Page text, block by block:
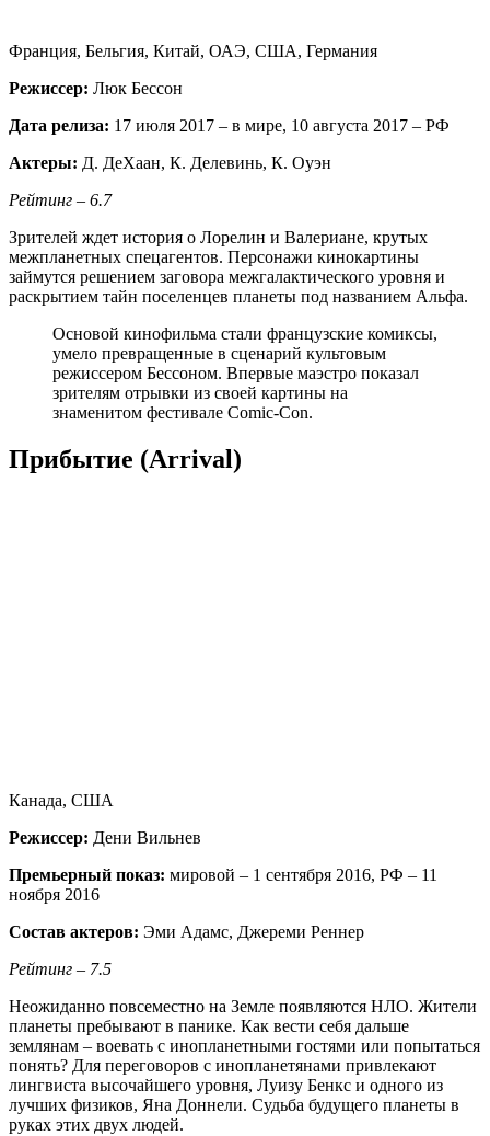
Франция, Бельгия, Китай, ОАЭ, США, Германия
Режиссер: Люк Бессон
Дата релиза: 17 июля 2017 – в мире, 10 августа 2017 – РФ
Актеры: Д. ДеХаан, К. Делевинь, К. Оуэн
Рейтинг – 6.7
Зрителей ждет история о Лорелин и Валериане, крутых
межпланетных спецагентов. Персонажи кинокартины
займутся решением заговора межгалактического уровня и
раскрытием тайн поселенцев планеты под названием Альфа.
Основой кинофильма стали французские комиксы,
умело превращенные в сценарий культовым
режиссером Бессоном. Впервые маэстро показал
зрителям отрывки из своей картины на
знаменитом фестивале Comic-Con.
Прибытие (Arrival)
Канада, США
Режиссер: Дени Вильнев
Премьерный показ: мировой – 1 сентября 2016, РФ – 11
ноября 2016
Состав актеров: Эми Адамс, Джереми Реннер
Рейтинг – 7.5
Неожиданно повсеместно на Земле появляются НЛО. Жители
планеты пребывают в панике. Как вести себя дальше
землянам – воевать с инопланетными гостями или попытаться
понять? Для переговоров с инопланетянами привлекают
лингвиста высочайшего уровня, Луизу Бенкс и одного из
лучших физиков, Яна Доннели. Судьба будущего планеты в
руках этих двух людей.